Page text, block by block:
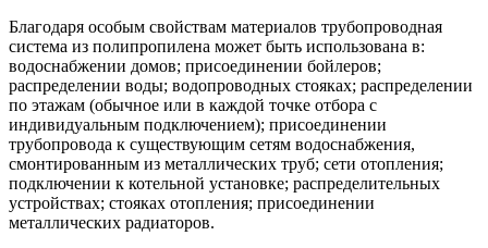
Благодаря особым свойствам материалов трубопроводная
система из полипропилена может быть использована в:
водоснабжении домов; присоединении бойлеров;
распределении воды; водопроводных стояках; распределении
по этажам (обычное или в каждой точке отбора с
индивидуальным подключением); присоединении
трубопровода к существующим сетям водоснабжения,
смонтированным из металлических труб; сети отопления;
подключении к котельной установке; распределительных
устройствах; стояках отопления; присоединении
металлических радиаторов.